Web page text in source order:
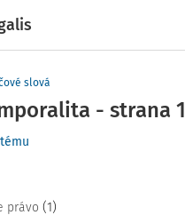
slová
- strana 1
právo (1)